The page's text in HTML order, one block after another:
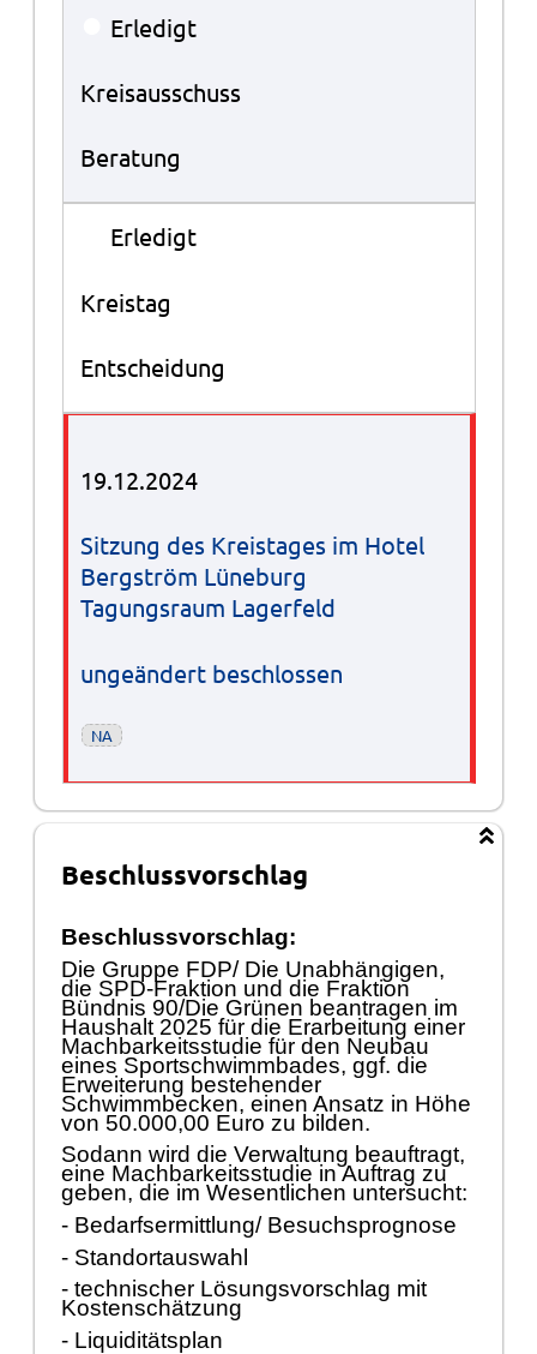
Erledigt
Kreisausschuss
Beratung
Erledigt
Kreistag
Entscheidung
19.12.2024
Sitzung des Kreistages im Hotel
Bergström Lüneburg
Tagungsraum Lagerfeld
ungeändert beschlossen
NA
Beschlussvorschlag
Beschlussvorschlag:
Die Gruppe FDP/ Die Unabhängigen,
die SPD-Fraktion und die Fraktion
Bündnis 90/Die Grünen beantragen im
Haushalt 2025 für die Erarbeitung einer
Machbarkeitsstudie für den Neubau
eines Sportschwimmbades, ggf. die
Erweiterung bestehender
Schwimmbecken, einen Ansatz in Höhe
von 50.000,00 Euro zu bilden.
Sodann wird die Verwaltung beauftragt,
eine Machbarkeitsstudie in Auftrag zu
geben, die im Wesentlichen untersucht:
- Bedarfsermittlung/ Besuchsprognose
- Standortauswahl
- technischer Lösungsvorschlag mit
Kostenschätzung
- Liquiditätsplan